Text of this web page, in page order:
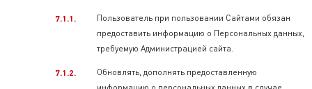
Пользователь при пользовании Сайтами обязан
предоставить информацию о Персональных данных,
требуемую Администрацией сайта.
Обновлять, дополнять предоставленную